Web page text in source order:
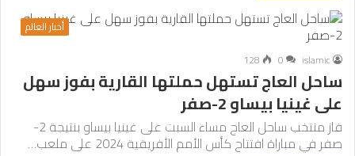
أخبار العالم
islamic
0
128
ساحل العاج تستهل حملتها القارية بفوز سهل
على غينيا بيساو 2-صفر
فاز منتخب ساحل العاج مساء السبت على غينيا بيساو بنتيجة 2-
صفر في مباراة افتتاح كأس الأمم الأفريقية 2024 على ملعب…